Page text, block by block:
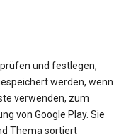
und festlegen,
werden, wenn
verwenden, zum
von Google Play. Sie
Thema sortiert